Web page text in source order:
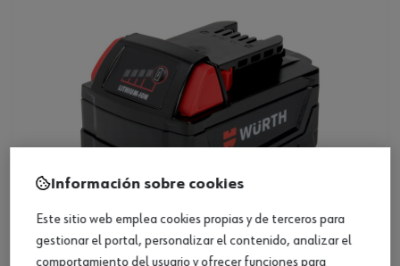
Información sobre cookies
Este sitio web emplea cookies propias y de terceros para
gestionar el portal, personalizar el contenido, analizar el
comportamiento del usuario y ofrecer funciones para